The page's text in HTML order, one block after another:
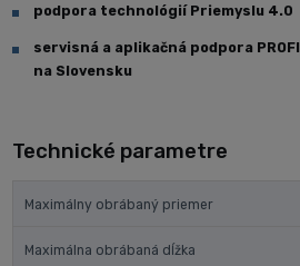
podpora technológií Priemyslu 4.0
servisná a aplikačná podpora
na Slovensku
Technické parametre
Maximálny obrábaný priemer
Maximálna obrábaná dĺžka